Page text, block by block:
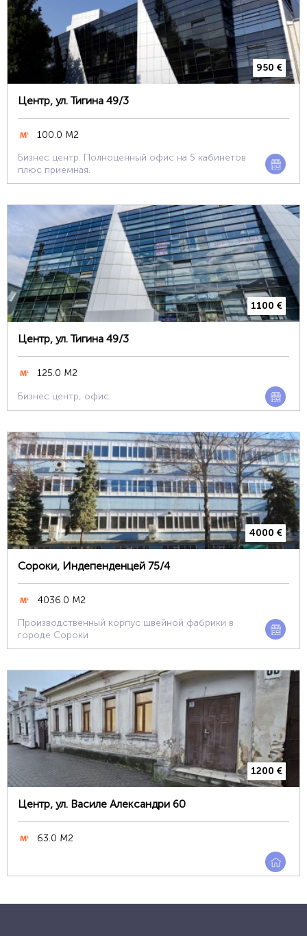
950 €
Центр, ул. Тигина 49/3
100.0 М2
Бизнес центр. Полноценный офис на 5 кабинетов
плюс приемная.
1100 €
Центр, ул. Тигина 49/3
125.0 М2
Бизнес центр, офис.
4000 €
Сороки, Индепенденцей 75/4
4036.0 М2
Производственный корпус швейной фабрики в
городе Сороки
1200 €
Центр, ул. Василе Александри 60
63.0 М2